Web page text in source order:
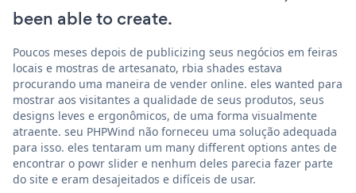
been able to create.
Poucos meses depois de publicizing seus negócios em feiras
locais e mostras de artesanato, rbia shades estava
procurando uma maneira de vender online. eles wanted para
mostrar aos visitantes a qualidade de seus produtos, seus
designs leves e ergonômicos, de uma forma visualmente
atraente. seu PHPWind não forneceu uma solução adequada
para isso. eles tentaram um many different options antes de
encontrar o powr slider e nenhum deles parecia fazer parte
do site e eram desajeitados e difíceis de usar.